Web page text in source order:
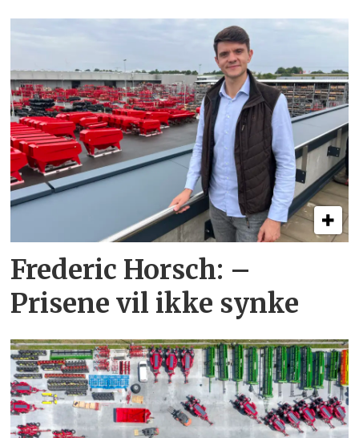
Frederic Horsch: –
Prisene vil ikke synke